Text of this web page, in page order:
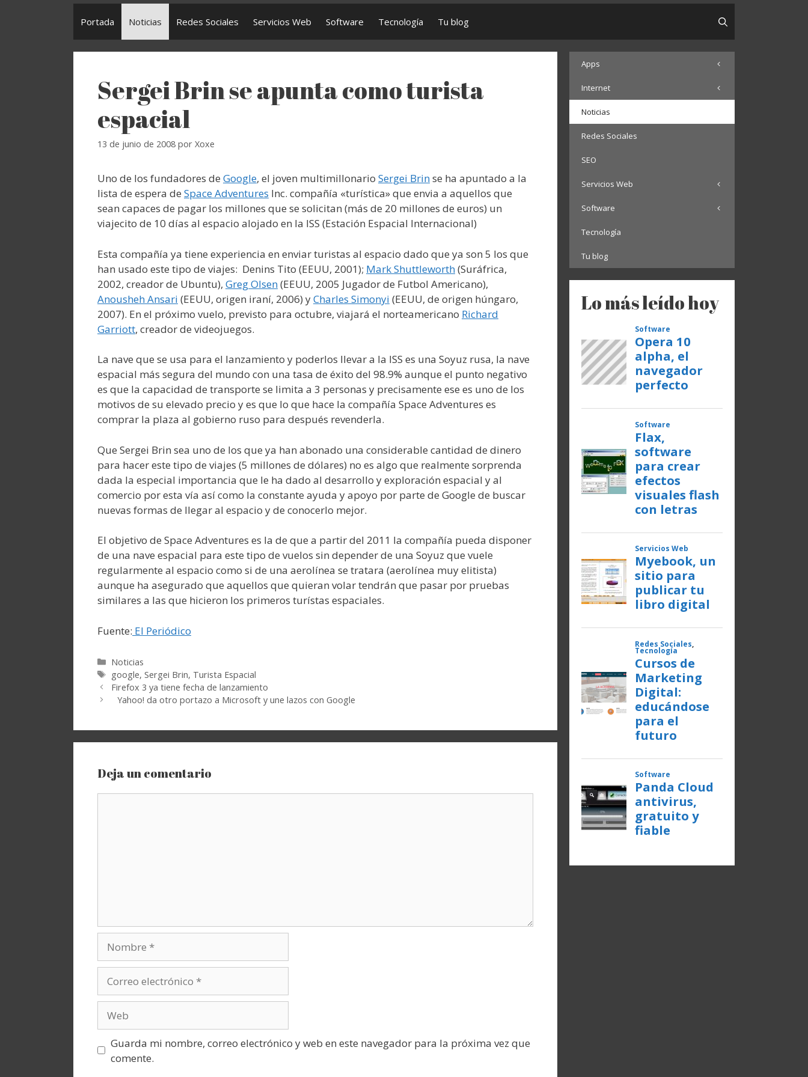
Portada Noticias Redes Sociales Servicios Web Software Tecnología Tu blog
Sergei Brin se apunta como turista
espacial
13 de junio de 2008 por Xoxe
Uno de los fundadores de Google, el joven multimillonario Sergei Brinse ha apuntado a la
lista de espera de Space Adventures Inc. compañía «turística» que envia a aquellos que
sean capaces de pagar los millones que se solicitan (más de 20 millones de euros) un
viajecito de 10 días al espacio alojado en la ISS (Estación Espacial Internacional)
Esta compañía ya tiene experiencia en enviar turistas al espacio dado que ya son 5 los que
han usado este tipo de viajes: Denins Tito (EEUU, 2001); Mark Shuttleworth(Suráfrica,
2002, creador de Ubuntu), Greg Olsen(EEUU, 2005 Jugador de Futbol Americano),
Anousheh Ansari (EEUU, origen iraní, 2006) yCharles Simonyi (EEUU, de origen húngaro,
2007). En el próximo vuelo, previsto para octubre, viajará el norteamericano Richard
Garriott, creador de videojuegos.
La nave que se usa para el lanzamiento y poderlos llevar a la ISS es una Soyuz rusa, la nave
espacial más segura del mundo con una tasa de éxito del 98.9% aunque el punto negativo
es que la capacidad de transporte se limita a 3 personas y precisamente ese es uno de los
motivos de su elevado precio y es que lo que hace la compañía Space Adventures es
comprar la plaza al gobierno ruso para después revenderla.
Que Sergei Brin sea uno de los que ya han abonado una considerable cantidad de dinero
para hacer este tipo de viajes (5 millones de dólares) no es algo que realmente sorprenda
dada la especial importancia que le ha dado al desarrollo y exploración espacial y al
comercio por esta vía así como la constante ayuda y apoyo por parte de Google de buscar
nuevas formas de llegar al espacio y de conocerlo mejor.
El objetivo de Space Adventures es la de que a partir del 2011 la compañía pueda disponer
de una nave espacial para este tipo de vuelos sin depender de una Soyuz que vuele
regularmente al espacio como si de una aerolínea se tratara (aerolínea muy elitista)
aunque ha asegurado que aquellos que quieran volar tendrán que pasar por pruebas
similares a las que hicieron los primeros turístas espaciales.
Fuente: El Periódico
Categorías
Noticias
Etiquetas
google,Sergei Brin, Turista Espacial
Firefox 3 ya tiene fecha de lanzamiento
Yahoo! da otro portazo a Microsoft y une lazos con Google
Deja un comentario
electrónico
Guarda mi nombre, correo electrónico y web en este navegador para la próxima vez que
comente.
Apps
Internet
Noticias
Redes Sociales
SEO
Servicios Web
Software
Tecnología
Tu blog
Lo más leído hoy